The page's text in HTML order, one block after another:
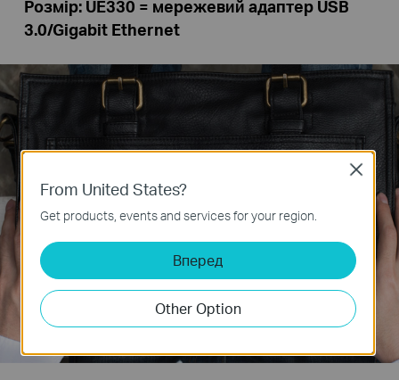
Розмір: UE330 = мережевий адаптер USB
3.0/Gigabit Ethernet
From United States?
Get products, events and services for your region.
Вперед
Other Option
Close